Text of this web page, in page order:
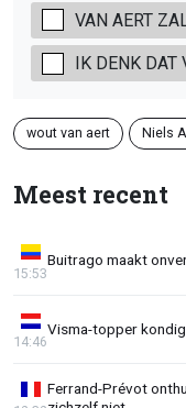
VAN AERT
IK DENK DAT
wout van aert Niels
Meest recent
Buitrago maakt
15:53
Visma-topper
14:46
Ferrand-Prévot